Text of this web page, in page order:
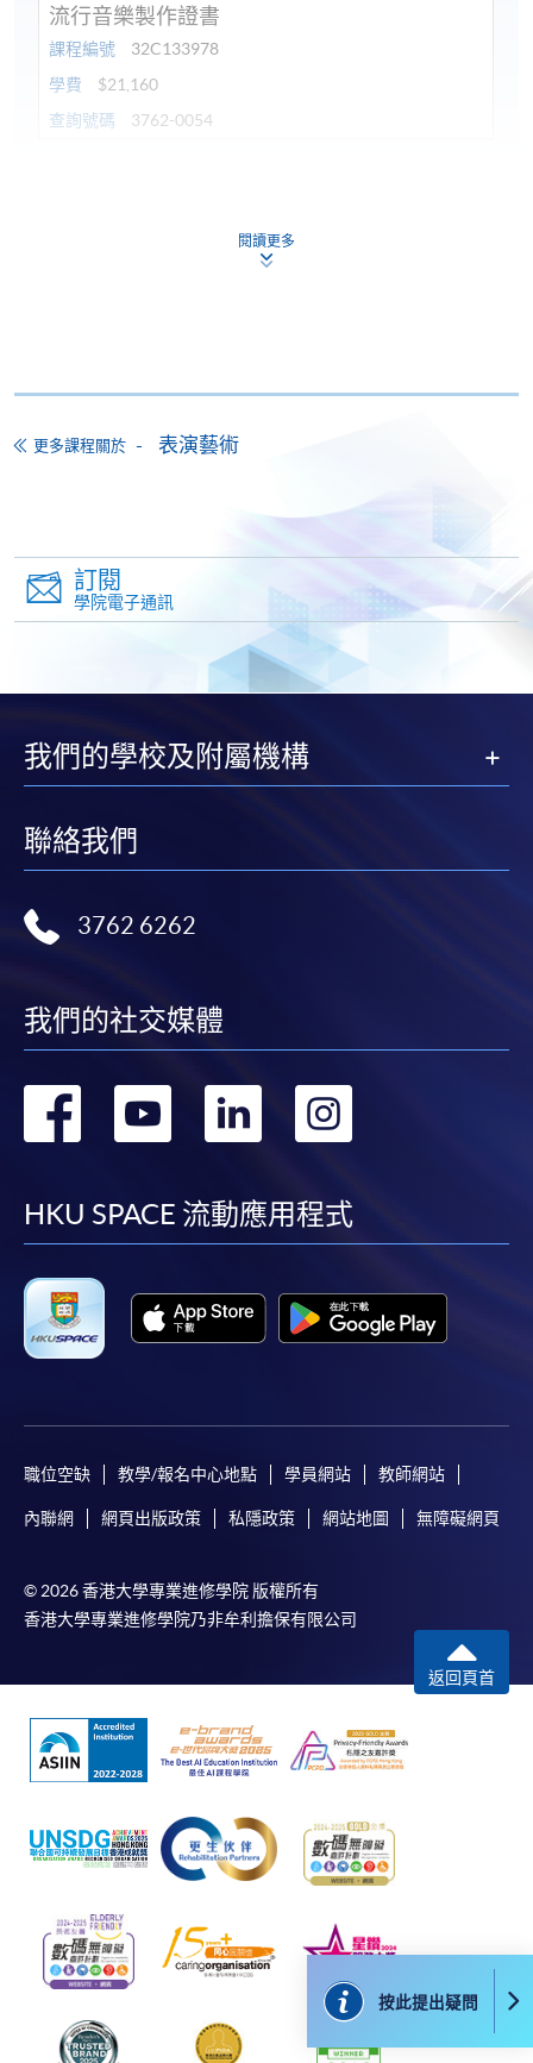
流行音樂製作證書
課程編號
32C133978
學費
$21,160
查詢號碼
3762-0054
申請
申請表 下載申請表
申請人可親臨本院各報名中心報名遞交下列文件；亦
香港北角英皇道494號
香港大學專業進修學院
Antonia Yeung 收
學歷副本(包括證書及成績單)、相關專業資格副
本；及
報名費港幣$150，如以支票形式繳付，抬頭請寫
「HKU SPACE」(取錄與否，恕不退還)
1. 現金、「易辦事」（EPS）、微信支付
(WeChat Pay) 或支付寶(Alipay)
辦事」、微信支付（WeChat Pay）或支付寶
（Alipay） 繳付學費。
如以劃線支票或銀行本票繳付，抬頭請註明「香港大
人姓名。 閣下可：
證明文件；
或可將上述文件一併寄交各報名中心，信封上請註明
「報讀課程」，惟學院對郵遞失誤而遺失的支票及個
人資料概不負責。
3. VISA / Mastercard
申請人可親臨學院任何一所報名中心，以 VISA 或
Mastercard卡」）繳付學費。香港大學專業進修學院
Mastercard卡持有人，如報讀課程滿港幣2,000元，可
信用卡持有人。詳情請向學院報名中心職員查詢。
4. 網上繳費服務
大部份公開招生的課程（以先到先得形式報名）及個
別學歷頒授課程提供網上報名/註冊服務，申請人可在
閱讀更多
更多課程關於 表演藝術
訂閱
學院電子通訊
按此提出疑問
折
我們的學校及附屬機構
聯絡我們
3762 6262
我們的社交媒體
轉
facebook
轉
youtube
轉
linkedin
HKU SPACE 流動應用程式
職位空缺 教學/報名中心地點 學員網站 教師網站
內聯網 網頁出版政策 私隱政策 網站地圖 無障礙網頁
© 2026 香港大學專業進修學院 版權所有
香港大學專業進修學院乃非牟利擔保有限公司
返回頁首